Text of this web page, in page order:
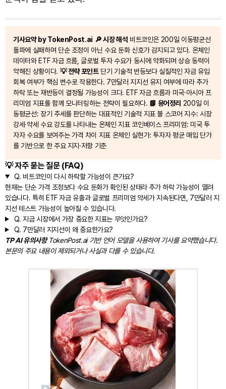
기사요약 by TokenPost.ai 🔎 시장 해석 비트코인은 200일 이동평균선
돌파에 실패하며 단순 조정이 아닌 수요 둔화 신호가 감지되고 있다. 온체인
데이터와 ETF 자금 흐름, 글로벌 투자 수요가 동시에 약화되며 상승 동력이
약해진 상황이다. 💡 전략 포인트단기 기술적 반등보다 실질적인 자금 유입
회복 여부가 핵심 변수로 작용한다. 7만달러 지지선 유지 여부에 따라 추가
하락 또는 재반등이 결정될 가능성이 크다. ETF 자금 흐름과 미국·아시아 프
리미엄 지표를 함께 모니터링하는 전략이 필요하다. 📘 용어정리 200일 이
동평균선: 장기 추세를 판단하는 대표적인 기술적 지표 불 스코어 지수: 시장
강세·약세 수요 강도를 나타내는 온체인 지표 코인베이스 프리미엄: 미국 투
자자 수요를 보여주는 가격 차이 지표 온체인 실현가: 투자자 평균 매입 단가
를 기반으로 한 주요 지지·저항 기준
💡 자주 묻는 질문 (FAQ)
Q. 비트코인이 다시 하락할 가능성이 큰가요?
현재는 단순 가격 조정보다 수요 둔화가 확인된 상태라 추가 하락 가능성이 열려
있습니다. 특히 ETF 자금 유출과 글로벌 프리미엄 약세가 지속된다면, 7만달러 지
지선 테스트 가능성이 높아질 수 있습니다.
Q. 지금 시장에서 가장 중요한 지표는 무엇인가요?
Q. 7만달러 지지선이 왜 중요한가요?
TP AI 유의사항TokenPost.ai 기반 언어 모델을 사용하여 기사를 요약했습니다.
본문의 주요 내용이 제외되거나 사실과 다를 수 있습니다.